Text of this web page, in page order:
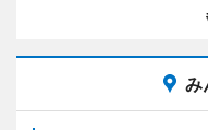
み